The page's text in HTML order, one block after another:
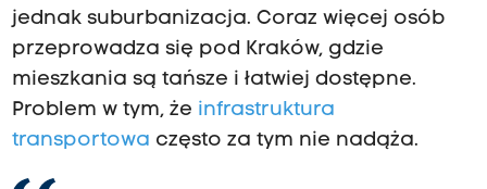
jednak suburbanizacja. Coraz więcej osób
przeprowadza się pod Kraków, gdzie
mieszkania są tańsze i łatwiej dostępne.
Problem w tym, że infrastruktura
transportowa często za tym nie nadąża.